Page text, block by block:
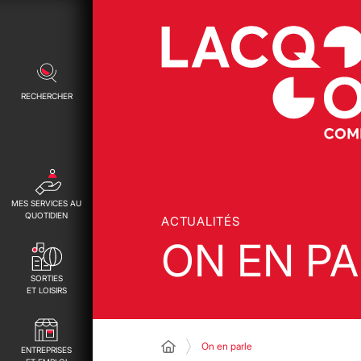
RECHERCHER
MES SERVICES AU
QUOTIDIEN
SORTIES
ET LOISIRS
ENTREPRISES
ACTUALITÉS
ON EN
On en parle